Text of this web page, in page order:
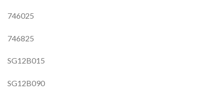
746025
746825
SG12B015
SG12B090